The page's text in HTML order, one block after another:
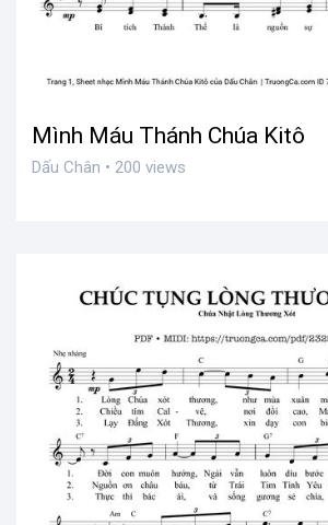
Mình Máu Thánh Chúa Kitô
Dấu Chân • 200 views